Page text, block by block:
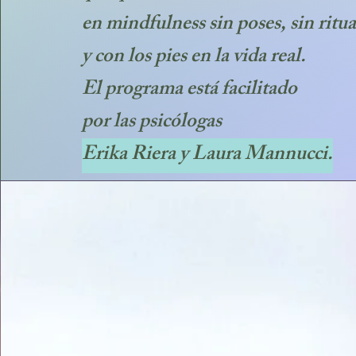
en mindfulness sin poses, sin
y con los pies en la vida real.
El programa está facilitado
por las psicólogas
Erika Riera y Laura Mannucci.